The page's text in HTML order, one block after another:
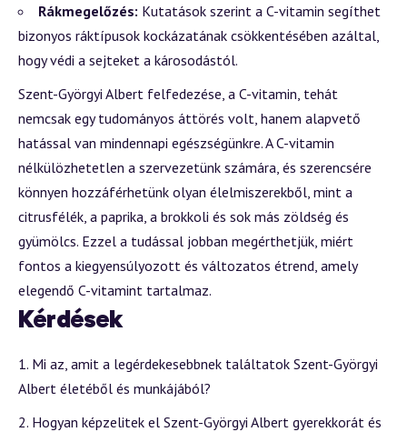
Rákmegelőzés: Kutatások szerint a C-vitamin segíthet
bizonyos ráktípusok kockázatának csökkentésében azáltal,
hogy védi a sejteket a károsodástól.
Szent-Györgyi Albert felfedezése, a C-vitamin, tehát
nemcsak egy tudományos áttörés volt, hanem alapvető
hatással van mindennapi egészségünkre. A C-vitamin
nélkülözhetetlen a szervezetünk számára, és szerencsére
könnyen hozzáférhetünk olyan élelmiszerekből, mint a
citrusfélék, a paprika, a brokkoli és sok más zöldség és
gyümölcs. Ezzel a tudással jobban megérthetjük, miért
fontos a kiegyensúlyozott és változatos étrend, amely
elegendő C-vitamint tartalmaz.
Kérdések
Mi az, amit a legérdekesebbnek találtatok Szent-Györgyi
Albert életéből és munkájából?
Hogyan képzelitek el Szent-Györgyi Albert gyerekkorát és